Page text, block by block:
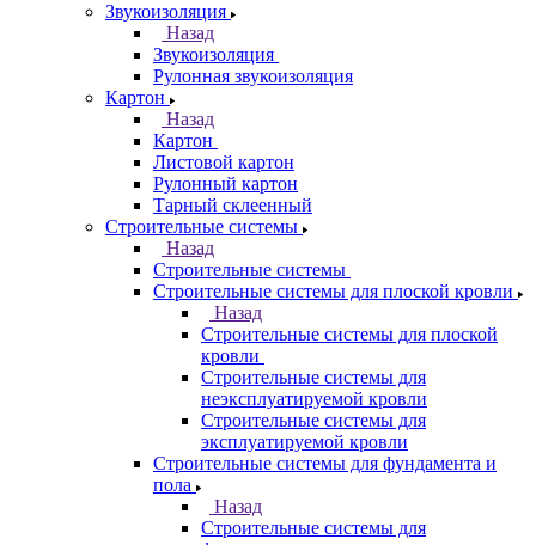
Звукоизоляция
Назад
Звукоизоляция
Рулонная звукоизоляция
Картон
Назад
Картон
Листовой картон
Рулонный картон
Тарный склеенный
Строительные системы
Назад
Строительные системы
Строительные системы для плоской кровли
Назад
Строительные системы для плоской
кровли
Строительные системы для
неэксплуатируемой кровли
Строительные системы для
эксплуатируемой кровли
Строительные системы для фундамента и
пола
Назад
Строительные системы для